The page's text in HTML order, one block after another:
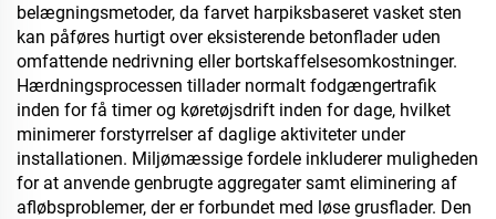
belægningsmetoder, da farvet harpiksbaseret vasket sten
kan påføres hurtigt over eksisterende betonflader uden
omfattende nedrivning eller bortskaffelsesomkostninger.
Hærdningsprocessen tillader normalt fodgængertrafik
inden for få timer og køretøjsdrift inden for dage, hvilket
minimerer forstyrrelser af daglige aktiviteter under
installationen. Miljømæssige fordele inkluderer muligheden
for at anvende genbrugte aggregater samt eliminering af
afløbsproblemer, der er forbundet med løse grusflader. Den